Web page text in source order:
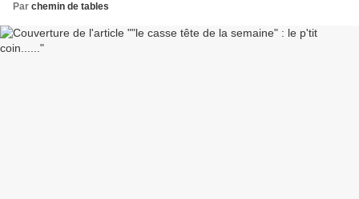
Par chemin de tables